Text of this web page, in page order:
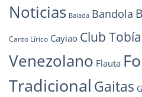
Noticias Balada Bandola
Canto Lírico Cayiao Club
Venezolano Flauta
Tradicional Gaitas